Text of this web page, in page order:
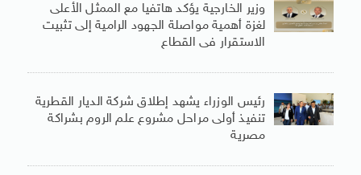
وزير الخارجية يؤكد هاتفيا مع الممثل الأعلى
لغزة أهمية مواصلة الجهود الرامية إلى تثبيت
الاستقرار فى القطاع
رئيس الوزراء يشهد إطلاق شركة الديار القطرية
تنفيذ أولى مراحل مشروع علم الروم بشراكة
مصرية